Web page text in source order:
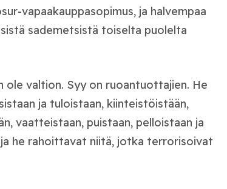
vapaakauppasopimus, ja halvempaa
sademetsistä toiselta puolelta
ole valtion. Syy on ruoantuottajien. He
ja tuloistaan, kiinteistöistään,
vaatteistaan, puistaan, pelloistaan ja
he rahoittavat niitä, jotka terrorisoivat